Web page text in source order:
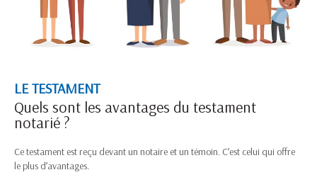
LE TESTAMENT
Quels sont les avantages du testament
notarié ?
Ce testament est reçu devant un notaire et un témoin. C’est celui qui offre
le plus d’avantages.